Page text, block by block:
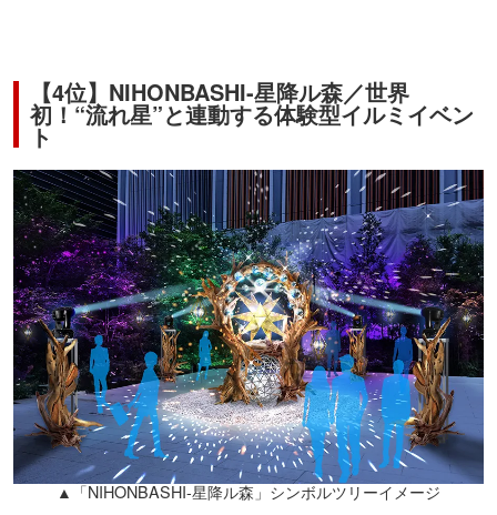
【4位】NIHONBASHI-星降ル森／世界
初！“流れ星”と連動する体験型イルミイベン
ト
▲「NIHONBASHI-星降ル森」シンボルツリーイメージ